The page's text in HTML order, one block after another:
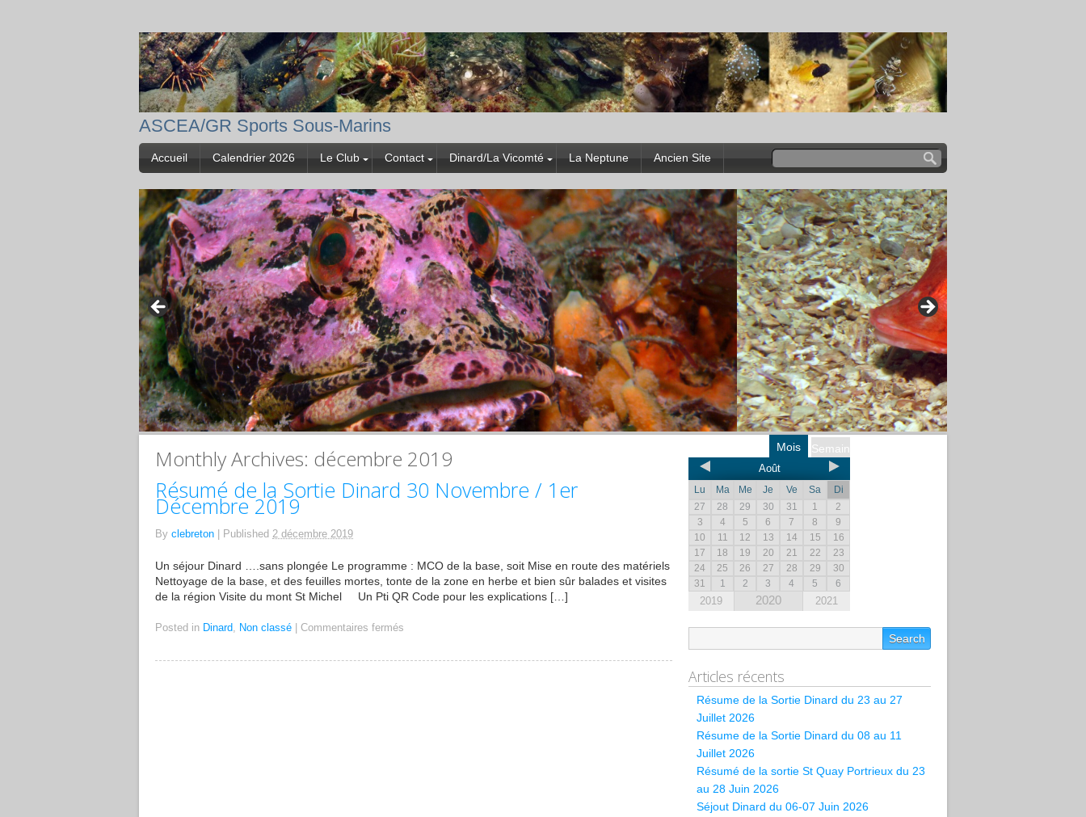
ASCEA/GR Sports Sous-Marins
Accueil Calendrier 2026 Le Club Contact Dinard/La Vicomté La Neptune Ancien Site
Monthly Archives: décembre 2019
Résumé de la Sortie Dinard 30 Novembre / 1er
Décembre 2019
By clebreton Published 2 décembre 2019
Un séjour Dinard ….sans plongée Le programme : MCO de la base, soit Mise en route des matériels
Nettoyage de la base, et des feuilles mortes, tonte de la zone en herbe et bien sûr balades et visites
de la région Visite du mont St Michel Un Pti QR Code pour les explications […]
Posted in Dinard, Non classé Commentaires fermés
Semaine
Mois
Août
Lu Ma Me Je Ve Sa
Di
27
28 29 30 31 1
2
3
4 5 6 7 8
9
10
11 12 13 14 15
16
17
18 19 20 21 22
23
24
25 26 27 28 29
30
31
1 2 3 4 5 6
2019 2020 2021
Articles récents
Résume de la Sortie Dinard du 23 au 27
Juillet 2026
Résume de la Sortie Dinard du 08 au 11
Juillet 2026
Résumé de la sortie St Quay Portrieux du 23
au 28 Juin 2026
Séjout Dinard du 06-07 Juin 2026